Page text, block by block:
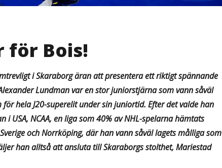
för Bois!
i Skaraborg äran att presentera ett riktigt spännande
Lundman var en stor juniorstjärna som vann såväl
hela J20-superelit under sin juniortid. Efter det valde han
i USA, NCAA, en liga som 40% av NHL-spelarna hämtats
och Norrköping, där han vann såväl lagets målliga som
han alltså att ansluta till Skaraborgs stolthet, Mariestad